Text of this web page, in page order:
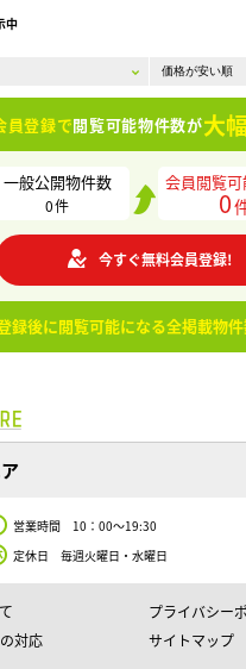
中
員登録で閲覧可能物件数が大
一般公開物件数
0件
会員閲覧
0
今すぐ無料会員登録!
録後に閲覧可能になる全掲載物
営業時間 10：00～19:30
定休日 毎週火曜日・水曜日
プライバシー
対応
サイトマップ